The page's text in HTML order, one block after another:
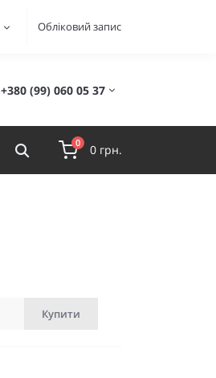
Обліковий запис
+380 (99) 060 05 37
0 0 грн.
Купити